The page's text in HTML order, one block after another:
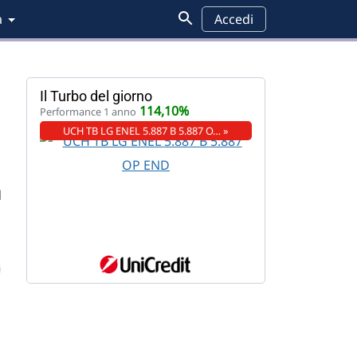
Accedi
Il Turbo del giorno
Performance 1 anno 114,10%
UCH TB LG ENEL 5.887 B 5.887 O… »